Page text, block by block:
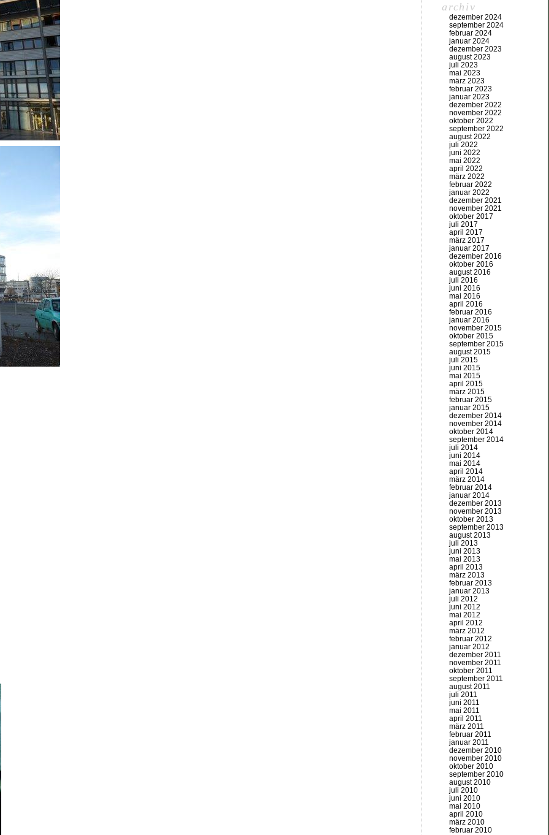
archiv
dezember 2024
september 2024
februar 2024
januar 2024
dezember 2023
august 2023
juli 2023
mai 2023
märz 2023
februar 2023
januar 2023
dezember 2022
november 2022
oktober 2022
september 2022
august 2022
juli 2022
juni 2022
mai 2022
april 2022
märz 2022
februar 2022
januar 2022
dezember 2021
november 2021
oktober 2017
juli 2017
april 2017
märz 2017
januar 2017
dezember 2016
oktober 2016
august 2016
juli 2016
juni 2016
mai 2016
april 2016
februar 2016
januar 2016
november 2015
oktober 2015
september 2015
august 2015
juli 2015
juni 2015
mai 2015
april 2015
märz 2015
februar 2015
januar 2015
dezember 2014
november 2014
oktober 2014
september 2014
juli 2014
juni 2014
mai 2014
april 2014
märz 2014
februar 2014
januar 2014
dezember 2013
november 2013
oktober 2013
september 2013
august 2013
juli 2013
juni 2013
mai 2013
april 2013
märz 2013
februar 2013
januar 2013
juli 2012
juni 2012
mai 2012
april 2012
märz 2012
februar 2012
januar 2012
dezember 2011
november 2011
oktober 2011
september 2011
august 2011
juli 2011
juni 2011
mai 2011
april 2011
märz 2011
februar 2011
januar 2011
dezember 2010
november 2010
oktober 2010
september 2010
august 2010
juli 2010
juni 2010
mai 2010
april 2010
märz 2010
februar 2010